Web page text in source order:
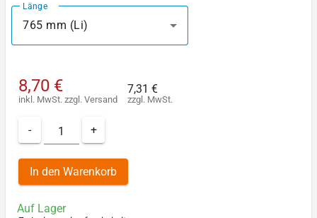
Länge
765 mm (Li)
8,70 €
inkl. MwSt. zzgl. Versand
7,31 €
zzgl. MwSt.
- +
In den Warenkorb
Auf Lager